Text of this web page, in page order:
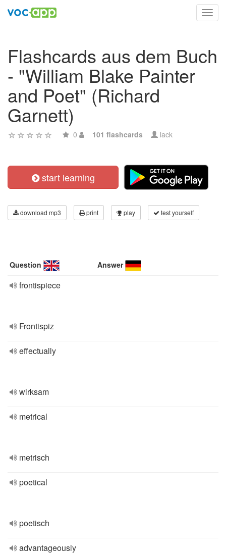
Flashcards aus dem Buch
- "William Blake Painter
and Poet" (Richard
Garnett)
0 101 flashcards lack
start learning
download mp3 print play test yourself
Question Answer
frontispiece
Frontispiz
effectually
wirksam
metrical
metrisch
poetical
poetisch
advantageously